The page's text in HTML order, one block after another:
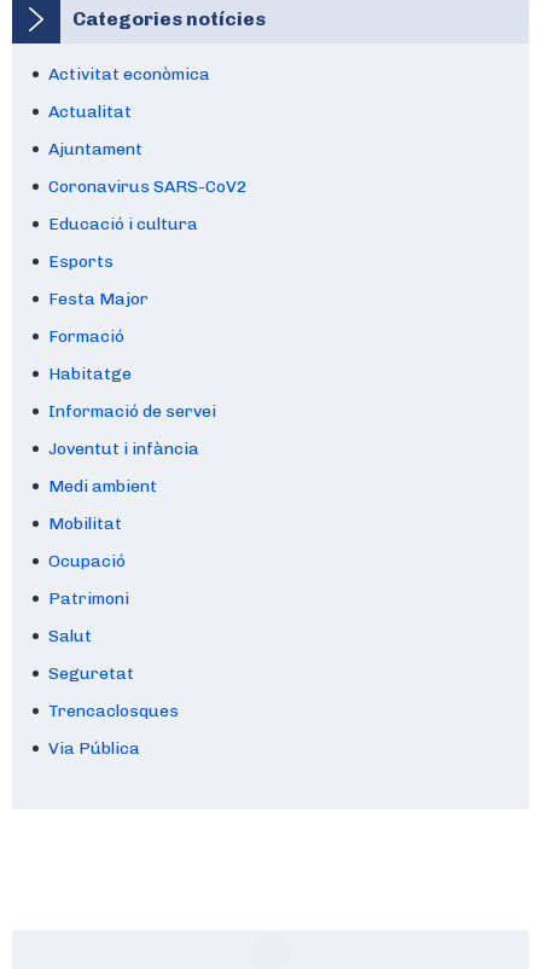
Categories notícies
Activitat econòmica
Actualitat
Ajuntament
Coronavirus SARS-CoV2
Educació i cultura
Esports
Festa Major
Formació
Habitatge
Informació de servei
Joventut i infància
Medi ambient
Mobilitat
Ocupació
Patrimoni
Salut
Seguretat
Trencaclosques
Via Pública